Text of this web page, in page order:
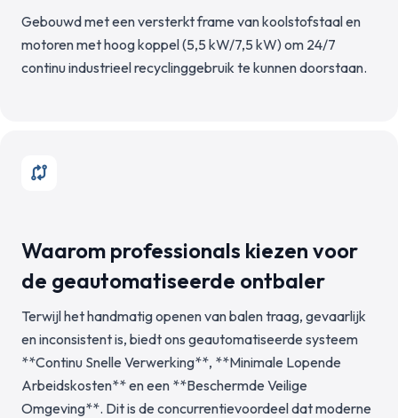
Gebouwd met een versterkt frame van koolstofstaal en
motoren met hoog koppel (5,5 kW/7,5 kW) om 24/7
continu industrieel recyclinggebruik te kunnen doorstaan.
Waarom professionals kiezen voor
de geautomatiseerde ontbaler
Terwijl het handmatig openen van balen traag, gevaarlijk
en inconsistent is, biedt ons geautomatiseerde systeem
**Continu Snelle Verwerking**, **Minimale Lopende
Arbeidskosten** en een **Beschermde Veilige
Omgeving**. Dit is de concurrentievoordeel dat moderne